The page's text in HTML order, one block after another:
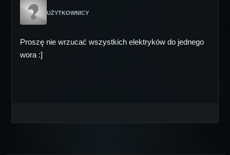
UŻYTKOWNICY
Proszę nie wrzucać wszystkich elektryków do jednego
wora :]